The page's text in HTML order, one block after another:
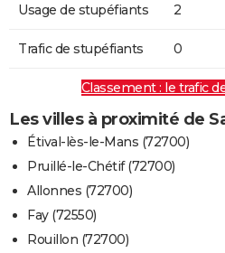
Usage de stupéfiants 2
Trafic de stupéfiants 0
Classement : le trafic
Les villes à proximité de
Étival-lès-le-Mans (72700)
Pruillé-le-Chétif (72700)
Allonnes (72700)
Fay (72550)
Rouillon (72700)